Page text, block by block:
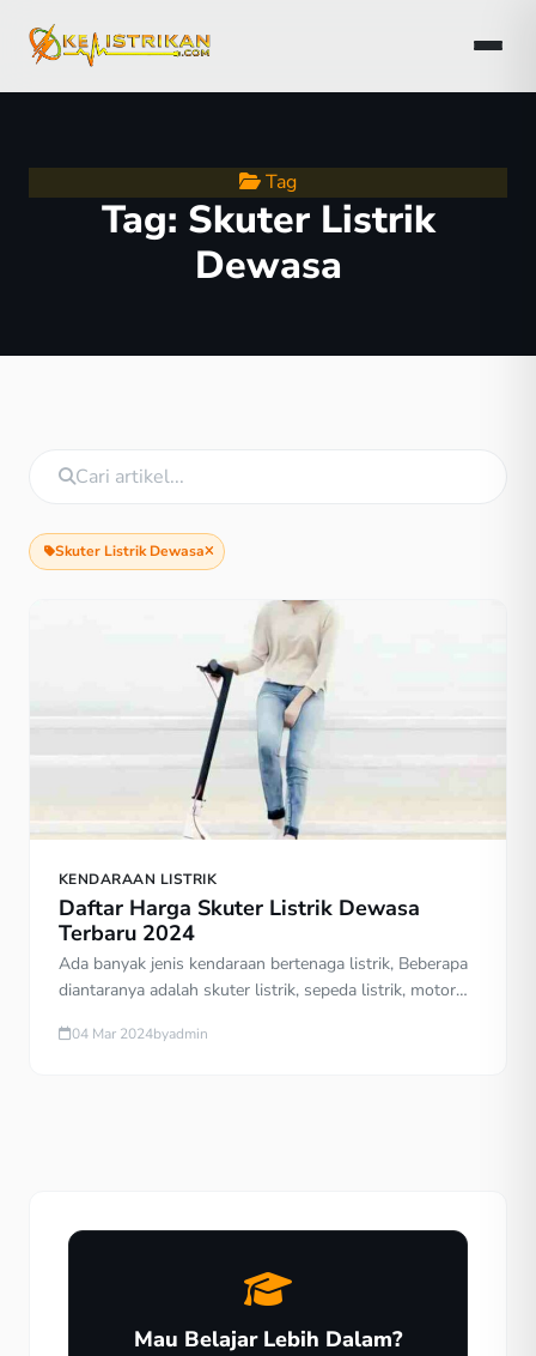
Tag
Tag: Skuter Listrik
Dewasa
Skuter Listrik Dewasa
KENDARAAN LISTRIK
Daftar Harga Skuter Listrik Dewasa
Terbaru 2024
Ada banyak jenis kendaraan bertenaga listrik, Beberapa
diantaranya adalah skuter listrik, sepeda listrik, motor
anak saja, tapi juga orang dewasa. Cari tahu harga
04 Mar 2024byadmin
Mau Belajar Lebih Dalam?